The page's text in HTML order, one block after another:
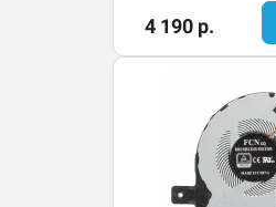
4 190 р.